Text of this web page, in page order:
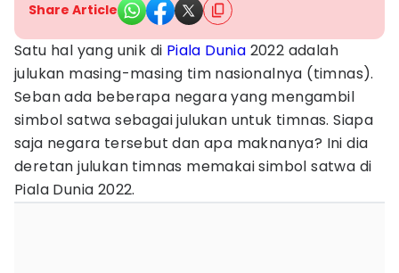
Share Article
Satu hal yang unik di Piala Dunia 2022 adalah
julukan masing-masing tim nasionalnya (timnas).
Seban ada beberapa negara yang mengambil
simbol satwa sebagai julukan untuk timnas. Siapa
saja negara tersebut dan apa maknanya? Ini dia
deretan julukan timnas memakai simbol satwa di
Piala Dunia 2022.